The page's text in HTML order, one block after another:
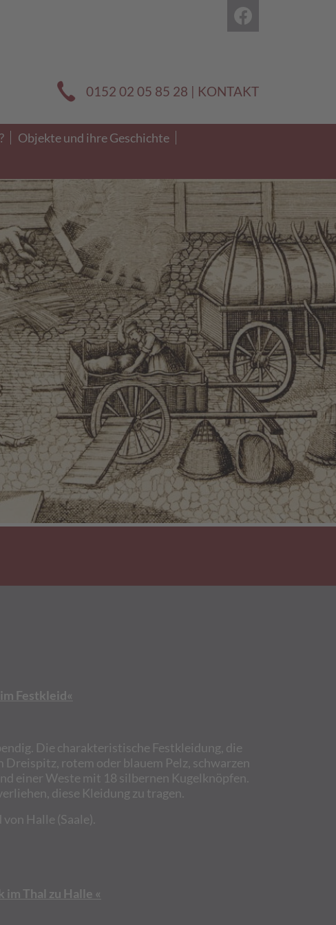
0152 02 05 85 28 | KONTAKT
Objekte und ihre Geschichte
Festkleid«
Die charakteristische Festkleidung, die
rotem oder blauem Pelz, schwarzen
einer Weste mit 18 silbernen Kugelknöpfen.
diese Kleidung zu tragen.
Halle (Saale).
im Thal zu Halle «